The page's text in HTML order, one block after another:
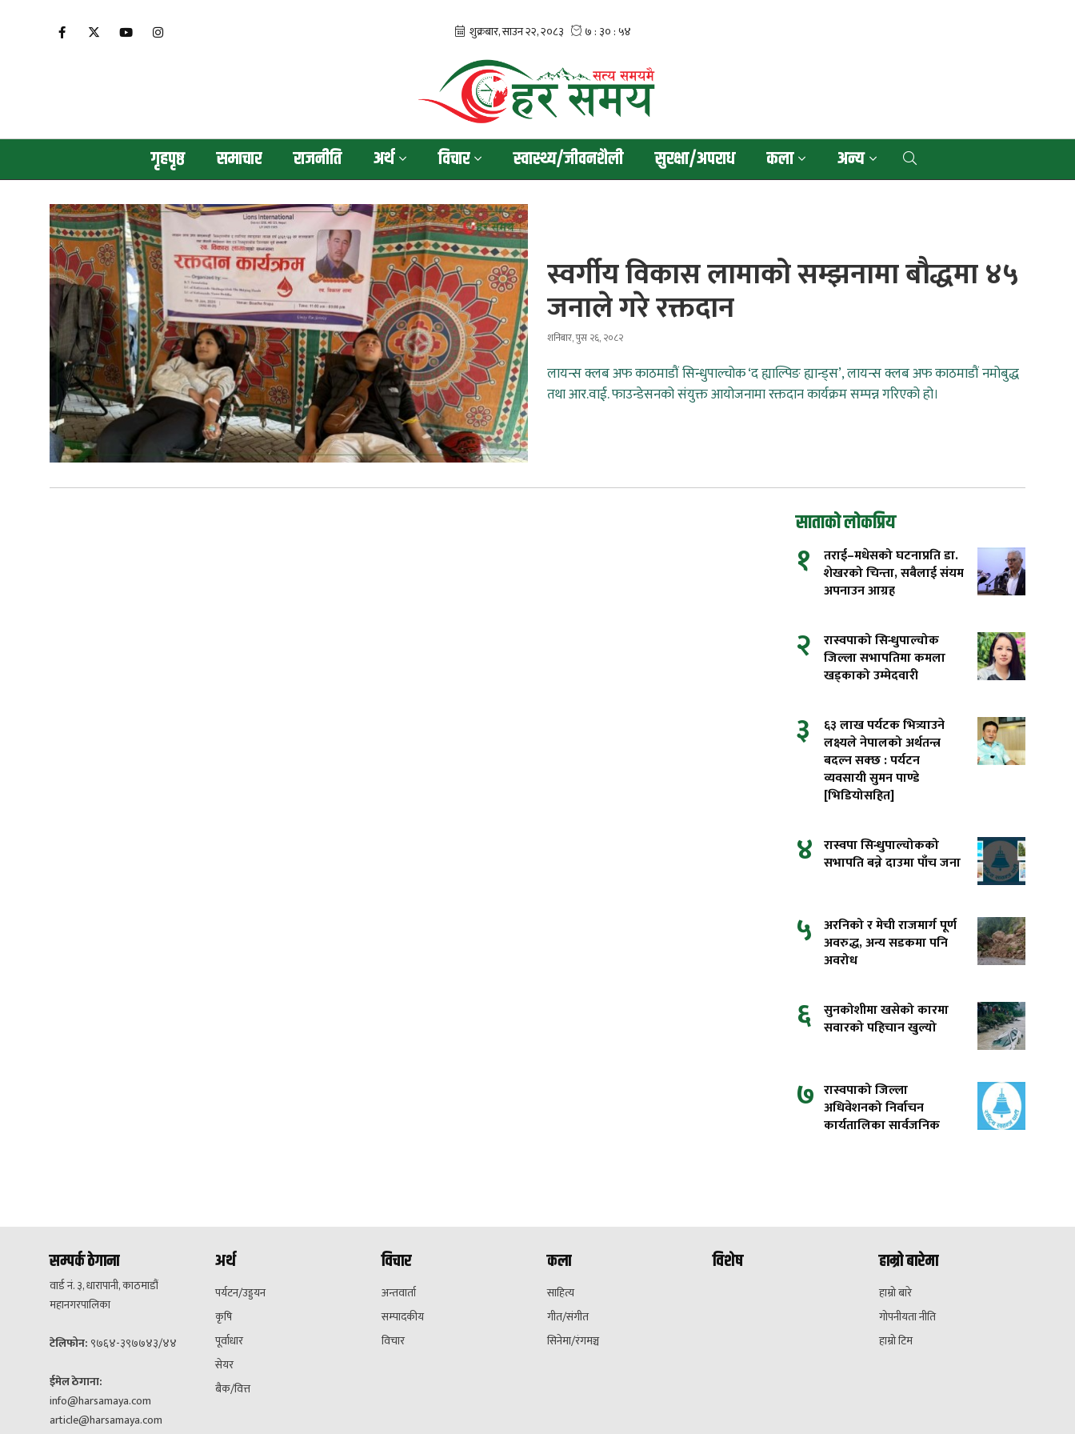
गृहपृष्ठ समाचार राजनीति अर्थ विचार स्वास्थ्य/जीवनशैली सुरक्षा/अपराध कला अन्य
स्वर्गीय विकास लामाको सम्झनामा बौद्धमा ४५
जनाले गरे रक्तदान
शनिबार, पुस २६, २०८२
लायन्स क्लब अफ काठमाडौं सिन्धुपाल्चोक ‘द ह्याल्पिङ ह्यान्ड्स’, लायन्स क्लब अफ काठमाडौं नमोबुद्ध
तथा आर.वाई. फाउन्डेसनको संयुक्त आयोजनामा रक्तदान कार्यक्रम सम्पन्न गरिएको हो।
साताको लोकप्रिय
१
तराई–मधेसको घटनाप्रति डा.
शेखरको चिन्ता, सबैलाई संयम
अपनाउन आग्रह
२
रास्वपाको सिन्धुपाल्चोक
जिल्ला सभापतिमा कमला
खड्काको उम्मेदवारी
३
६३ लाख पर्यटक भित्र्याउने
लक्ष्यले नेपालको अर्थतन्त्र
बदल्न सक्छ : पर्यटन
व्यवसायी सुमन पाण्डे
[भिडियोसहित]
४ रास्वपा सिन्धुपाल्चोकको
सभापति बन्ने दाउमा पाँच जना
५ अरनिको र मेची राजमार्ग पूर्ण
अवरुद्ध, अन्य सडकमा पनि
अवरोध
६ सुनकोशीमा खसेको कारमा
सवारको पहिचान खुल्यो
७ रास्वपाको जिल्ला
अधिवेशनको निर्वाचन
कार्यतालिका सार्वजनिक
सम्पर्क ठेगाना
वार्ड नं. ३, धारापानी, काठमाडौं
महानगरपालिका
टेलिफोन: ९७६४-३९७७४३/४४
ईमेल ठेगाना:
info@harsamaya.com
article@harsamaya.com
अर्थ
पर्यटन/उड्डयन
कृषि
पूर्वाधार
सेयर
बैक/वित्त
विचार
अन्तवार्ता
सम्पादकीय
विचार
कला
साहित्य
गीत/संगीत
सिनेमा/रंगमञ्च
विशेष हाम्रो बारेमा
हाम्रो बारे
गोपनीयता नीति
हाम्रो टिम